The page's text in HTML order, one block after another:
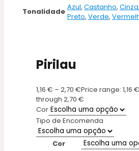
Tonalidade Azul, Castanho, Cinza,
Preto, Verde,
Pirilau
1,16 € – 2,70 €Price range: 1,16 €
through 2,70 €
Cor
Tipo de Encomenda
Cor